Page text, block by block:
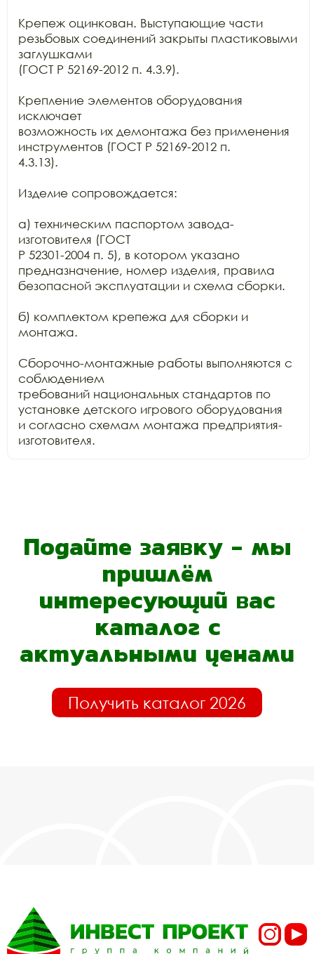
Крепеж оцинкован. Выступающие части
резьбовых соединений закрыты пластиковыми
заглушками
(ГОСТ Р 52169-2012 п. 4.3.9).
Крепление элементов оборудования
исключает
возможность их демонтажа без применения
инструментов (ГОСТ Р 52169-2012 п.
4.3.13).
Изделие сопровождается:
а) техническим паспортом завода-
изготовителя (ГОСТ
Р 52301-2004 п. 5), в котором указано
предназначение, номер изделия, правила
безопасной эксплуатации и схема сборки.
б) комплектом крепежа для сборки и
монтажа.
Сборочно-монтажные работы выполняются с
соблюдением
требований национальных стандартов по
установке детского игрового оборудования
и согласно схемам монтажа предприятия-
изготовителя.
Подайте заявку - мы
пришлём
интересующий вас
каталог с
актуальными ценами
Получить каталог 2026